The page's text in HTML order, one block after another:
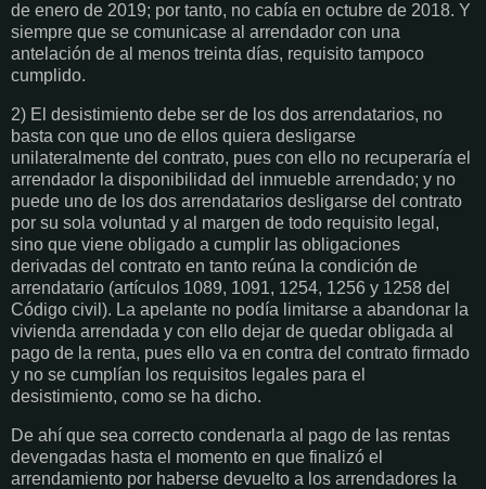
de enero de 2019; por tanto, no cabía en octubre de 2018. Y
siempre que se comunicase al arrendador con una
antelación de al menos treinta días, requisito tampoco
cumplido.
2) El desistimiento debe ser de los dos arrendatarios, no
basta con que uno de ellos quiera desligarse
unilateralmente del contrato, pues con ello no recuperaría el
arrendador la disponibilidad del inmueble arrendado; y no
puede uno de los dos arrendatarios desligarse del contrato
por su sola voluntad y al margen de todo requisito legal,
sino que viene obligado a cumplir las obligaciones
derivadas del contrato en tanto reúna la condición de
arrendatario (artículos 1089, 1091, 1254, 1256 y 1258 del
Código civil). La apelante no podía limitarse a abandonar la
vivienda arrendada y con ello dejar de quedar obligada al
pago de la renta, pues ello va en contra del contrato firmado
y no se cumplían los requisitos legales para el
desistimiento, como se ha dicho.
De ahí que sea correcto condenarla al pago de las rentas
devengadas hasta el momento en que finalizó el
arrendamiento por haberse devuelto a los arrendadores la